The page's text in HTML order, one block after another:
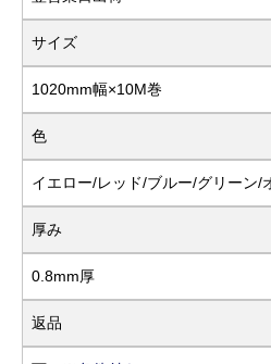
サイズ
1020mm幅×10M巻
色
イエロー/レッド/ブルー/グリーン/
厚み
0.8mm厚
返品